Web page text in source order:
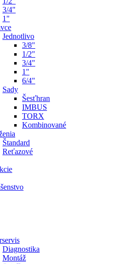
3/4"
1"
Jednotlivo
3/8"
1/2"
3/4"
1"
6/4"
Sady
Šesťhran
IMBUS
TORX
Kombinované
Štandard
Reťazové
Diagnostika
Montáž